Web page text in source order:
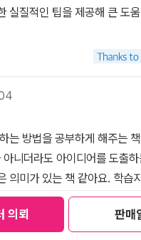
의뢰 판매
공부하는 습관도 기를 수 있
삽화를 직접 그리고 싶은 예비
디자이너 - 광고 이미지가
이미지로 기록하고 싶다면 누구
본 사용법부터 다양한 유형의
다. - 프롬프트를 응용하기 쉽
만든 이미지를 가공하는 방
프롬프트 모음집을 무료로
실질적인 팁을 제공해 큰 도
는 방법을 공부하게 해주는
니더라도 아이디어를 도출
의미가 있는 책 같아요. 학습
하게 AI를 활용하고 공부를 해